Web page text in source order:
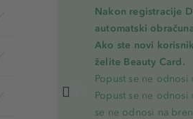
Nakon registracije
automatski
Ako ste novi
želite Beauty Card.
Popust se ne
Popust se ne
se ne odnosi na